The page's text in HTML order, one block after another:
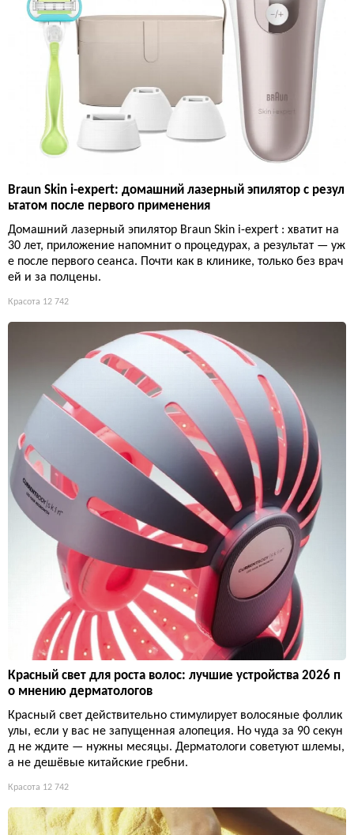
Braun Skin i-expert: домашний лазерный эпилятор с резул
ьтатом после первого применения
Домашний лазерный эпилятор Braun Skin i-expert : хватит на
30 лет, приложение напомнит о процедурах, а результат — уж
е после первого сеанса. Почти как в клинике, только без врач
ей и за полцены.
Красота 12 742
Красный свет для роста волос: лучшие устройства 2026 п
о мнению дерматологов
Красный свет действительно стимулирует волосяные фоллик
улы, если у вас не запущенная алопеция. Но чуда за 90 секун
д не ждите — нужны месяцы. Дерматологи советуют шлемы,
а не дешёвые китайские гребни.
Красота 12 742